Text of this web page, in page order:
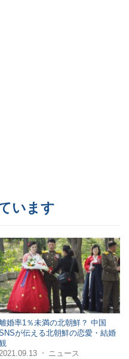
います
婚率1％未満の北朝鮮？ 中国
が伝える北朝鮮の恋愛・結婚
・ ニュース